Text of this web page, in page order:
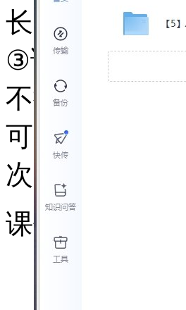
长，微信：
③请购买的用
不换的前提下
可以免费享受
次，早买早享
课件站：提供
网站地图